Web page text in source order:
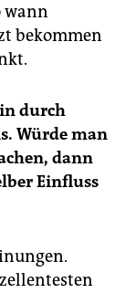
wann
bekommen
durch
Würde man
dann
Einfluss